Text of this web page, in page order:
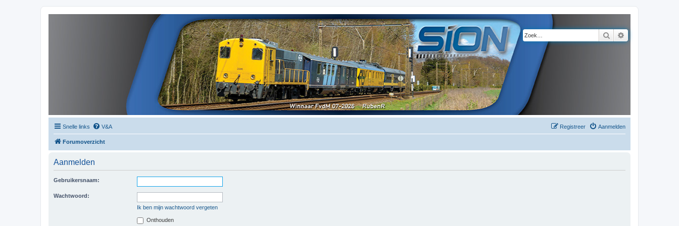
Zoek
Snelle links V&A Aanmelden
Registreer
Forumoverzicht
Aanmelden
Gebruikersnaam:
Wachtwoord:
Ik ben mijn wachtwoord vergeten
Onthouden